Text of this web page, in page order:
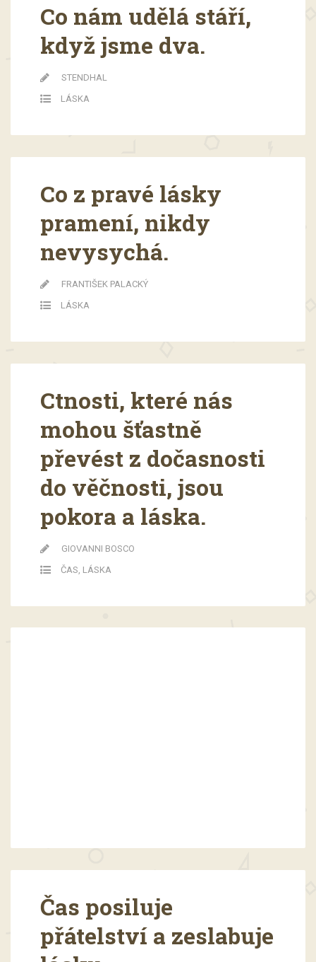
Co nám udělá stáří,
když jsme dva.
STENDHAL
LÁSKA
Co z pravé lásky
pramení, nikdy
nevysychá.
FRANTIŠEK PALACKÝ
LÁSKA
Ctnosti, které nás
mohou šťastně
převést z dočasnosti
do věčnosti, jsou
pokora a láska.
GIOVANNI BOSCO
ČAS, LÁSKA
Čas posiluje
přátelství a zeslabuje